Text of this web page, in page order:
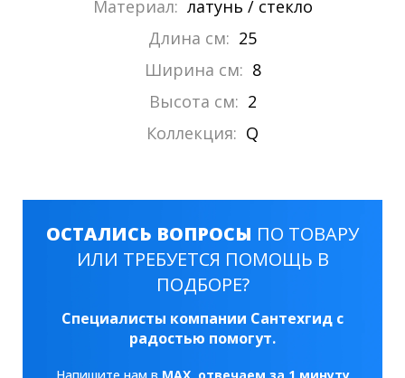
Материал: латунь / стекло
Длина см: 25
Ширина см: 8
Высота см: 2
Коллекция: Q
ОСТАЛИСЬ ВОПРОСЫ ПО ТОВАРУ
ИЛИ ТРЕБУЕТСЯ ПОМОЩЬ В
ПОДБОРЕ?
Специалисты компании Сантехгид с
радостью помогут.